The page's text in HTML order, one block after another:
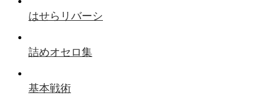
はせらリバーシ
詰めオセロ集
基本戦術